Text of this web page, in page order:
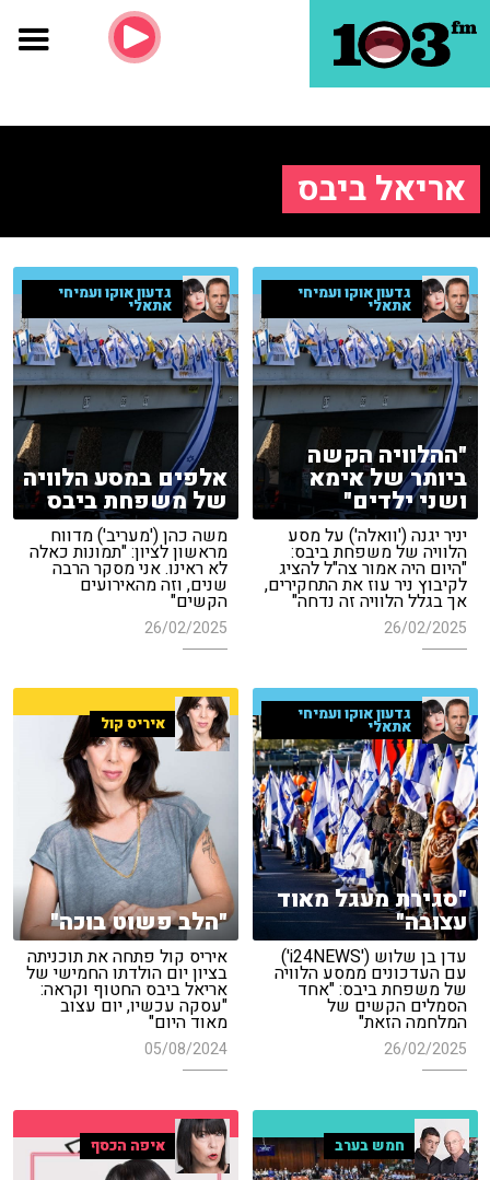
אריאל ביבס
גדעון אוקו ועמיחי
אתאלי
"ההלוויה הקשה
ביותר של אימא
ושני ילדים"
יניר יגנה ('וואלה') על מסע
הלוויה של משפחת ביבס:
"היום היה אמור צה"ל להציג
לקיבוץ ניר עוז את התחקירים,
אך בגלל הלוויה זה נדחה"
26/02/2025
גדעון אוקו ועמיחי
אתאלי
אלפים במסע הלוויה
של משפחת ביבס
משה כהן ('מעריב') מדווח
מראשון לציון: "תמונות כאלה
לא ראינו. אני מסקר הרבה
שנים, וזה מהאירועים
הקשים"
26/02/2025
גדעון אוקו ועמיחי
אתאלי
"סגירת מעגל מאוד
עצובה"
עדן בן שלוש ('i24NEWS')
עם העדכונים ממסע הלוויה
של משפחת ביבס: "אחד
הסמלים הקשים של
המלחמה הזאת"
26/02/2025
איריס קול
"הלב פשוט בוכה"
איריס קול פתחה את תוכניתה
בציון יום הולדתו החמישי של
אריאל ביבס החטוף וקראה:
"עסקה עכשיו, יום עצוב
מאוד היום"
05/08/2024
חמש בערב איפה הכסף